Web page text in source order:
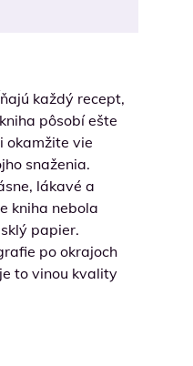
každý recept,
pôsobí ešte
okamžite vie
snaženia.
lákavé a
kniha nebola
papier.
po okrajoch
to vinou kvality